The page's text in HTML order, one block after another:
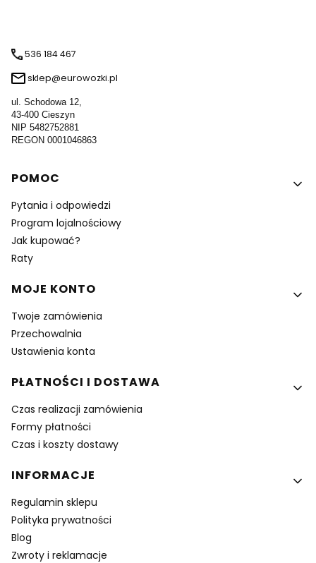
536 184 467
sklep@eurowozki.pl
ul. Schodowa 12,
43-400 Cieszyn
NIP 5482752881
REGON 0001046863
Linki w stopce
POMOC
Pytania i odpowiedzi
Program lojalnościowy
Jak kupować?
Raty
MOJE KONTO
Twoje zamówienia
Przechowalnia
Ustawienia konta
PŁATNOŚCI I DOSTAWA
Czas realizacji zamówienia
Formy płatności
Czas i koszty dostawy
INFORMACJE
Regulamin sklepu
Polityka prywatności
Blog
Zwroty i reklamacje